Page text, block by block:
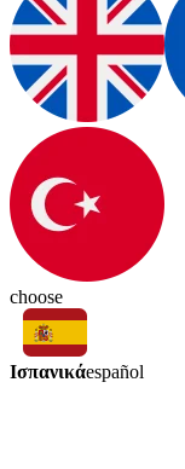
choose
Ισπανικάespañol